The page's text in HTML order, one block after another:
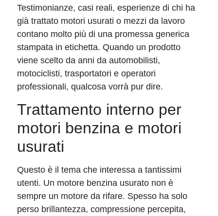
Testimonianze, casi reali, esperienze di chi ha
già trattato motori usurati o mezzi da lavoro
contano molto più di una promessa generica
stampata in etichetta. Quando un prodotto
viene scelto da anni da automobilisti,
motociclisti, trasportatori e operatori
professionali, qualcosa vorrà pur dire.
Trattamento interno per
motori benzina e motori
usurati
Questo è il tema che interessa a tantissimi
utenti. Un motore benzina usurato non è
sempre un motore da rifare. Spesso ha solo
perso brillantezza, compressione percepita,